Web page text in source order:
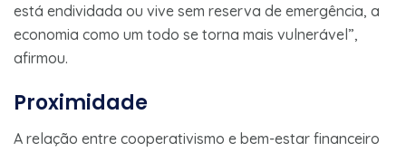
está endividada ou vive sem reserva de emergência, a
economia como um todo se torna mais vulnerável”,
afirmou.
Proximidade
A relação entre cooperativismo e bem-estar financeiro